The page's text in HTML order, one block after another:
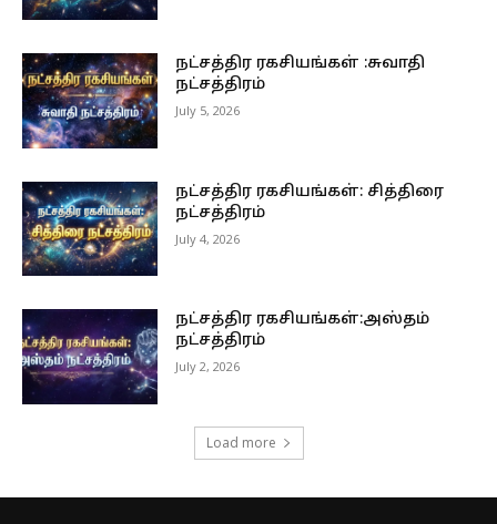
நட்சத்திர ரகசியங்கள் :சுவாதி
நட்சத்திரம்
July 5, 2026
நட்சத்திர ரகசியங்கள்: சித்திரை
நட்சத்திரம்
July 4, 2026
நட்சத்திர ரகசியங்கள்:அஸ்தம்
நட்சத்திரம்
July 2, 2026
Load more